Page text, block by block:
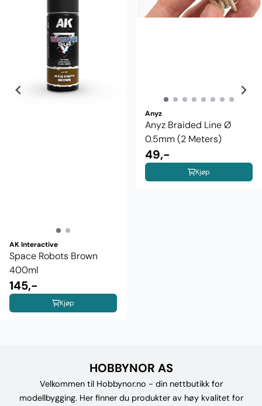
AK Interactive
Space Robots Brown
400ml
145,-
Kjøp
Anyz
Anyz Braided Line Ø
0.5mm (2 Meters)
49,-
Kjøp
HOBBYNOR AS
Velkommen til Hobbynor.no - din nettbutikk for
modellbygging. Her finner du produkter av høy kvalitet for